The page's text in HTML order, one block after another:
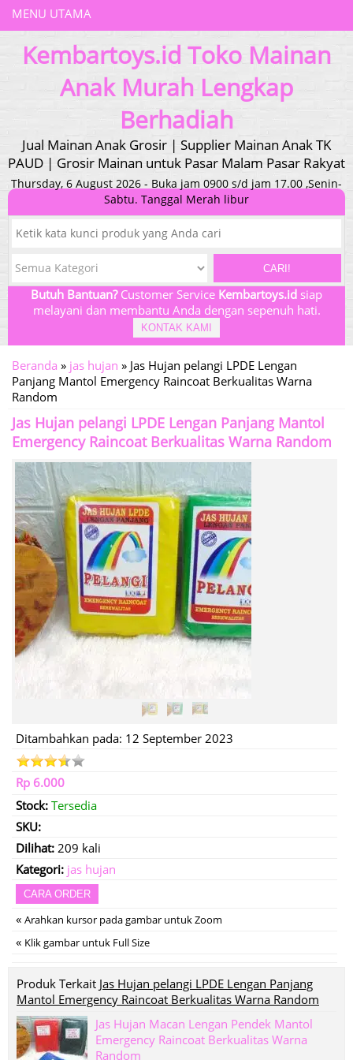
MENU UTAMA
Kembartoys.id Toko Mainan
Anak Murah Lengkap
Berhadiah
Jual Mainan Anak Grosir | Supplier Mainan Anak TK
PAUD | Grosir Mainan untuk Pasar Malam Pasar Rakyat
Thursday, 6 August 2026 - Buka jam 0900 s/d jam 17.00 ,Senin-
Sabtu. Tanggal Merah libur
CARI!
Butuh Bantuan?Customer Service Kembartoys.id siap
melayani dan membantu Anda dengan sepenuh hati.
KONTAK KAMI
Beranda » jas hujan » Jas Hujan pelangi LPDE Lengan
Panjang Mantol Emergency Raincoat Berkualitas Warna
Random
Jas Hujan pelangi LPDE Lengan Panjang Mantol
Emergency Raincoat Berkualitas Warna Random
Ditambahkan pada: 12 September 2023
Rp 6.000
Stock: Tersedia
SKU:
Dilihat: 209 kali
Kategori: jas hujan
CARA ORDER
« Arahkan kursor pada gambar untuk Zoom
« Klik gambar untuk Full Size
Produk Terkait Jas Hujan pelangi LPDE Lengan Panjang
Mantol Emergency Raincoat Berkualitas Warna Random
Jas Hujan Macan Lengan Pendek Mantol
Emergency Raincoat Berkualitas Warna
Random